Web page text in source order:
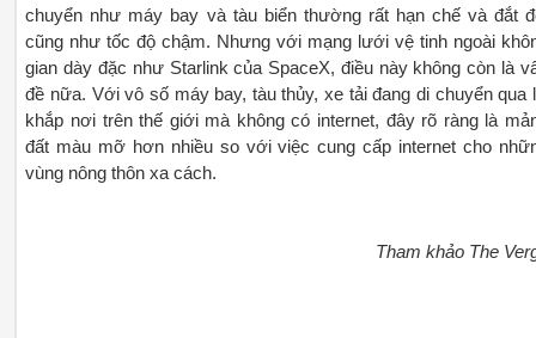
chuyển như máy bay và tàu biển thường rất hạn chế và đắt
cũng như tốc độ chậm. Nhưng với mạng lưới vệ tinh ngoài
gian dày đặc như Starlink của SpaceX, điều này không còn là
đề nữa. Với vô số máy bay, tàu thủy, xe tải đang di chuyển qua
khắp nơi trên thế giới mà không có internet, đây rõ ràng là
đất màu mỡ hơn nhiều so với việc cung cấp internet cho
vùng nông thôn xa cách.
Tham khảo The